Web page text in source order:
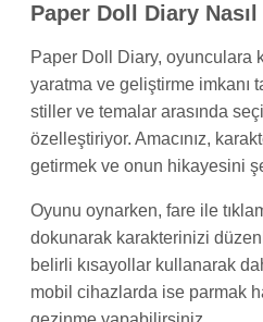
Paper Doll Diary Nasıl
Paper Doll Diary, oyunculara
yaratma ve geliştirme imkanı
stiller ve temalar arasında
özelleştiriyor. Amacınız,
getirmek ve onun hikayesini
Oyunu oynarken, fare ile
dokunarak karakterinizi
belirli kısayollar kullanarak
mobil cihazlarda ise parmak